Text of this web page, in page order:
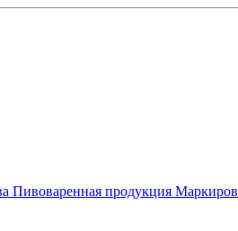
Пивоваренная продукция